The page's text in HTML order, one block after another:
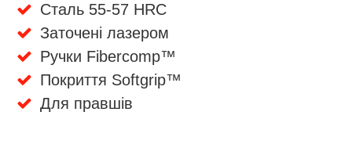
Сталь 55-57 HRC
Заточені лазером
Ручки Fibercomp™
Покриття Softgrip™
Для правшів